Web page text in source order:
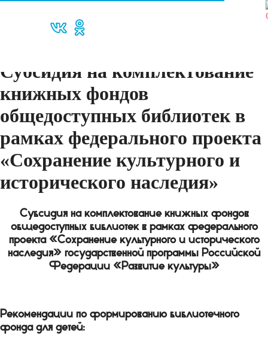
Субсидия на комплектование
книжных фондов
общедоступных библиотек в
рамках федерального проекта
«Сохранение культурного и
исторического наследия»
Субсидия на комплектование книжных фондов
общедоступных библиотек в рамках федерального
проекта «Сохранение культурного и исторического
наследия» государственной программы Российской
Федерации «Развитие культуры»
Рекомендации по формированию библиотечного
фонда для детей: